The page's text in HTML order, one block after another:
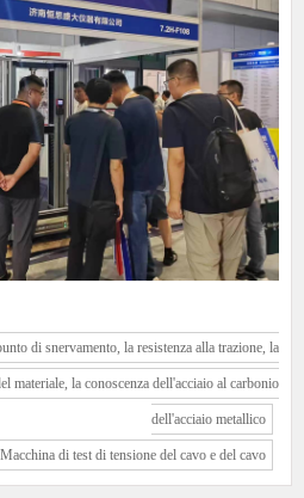
di snervamento, la resistenza alla trazione, la
materiale, la conoscenza dell'acciaio al carbonio
dell'acciaio metallico
Macchina di test di tensione del cavo e del cavo